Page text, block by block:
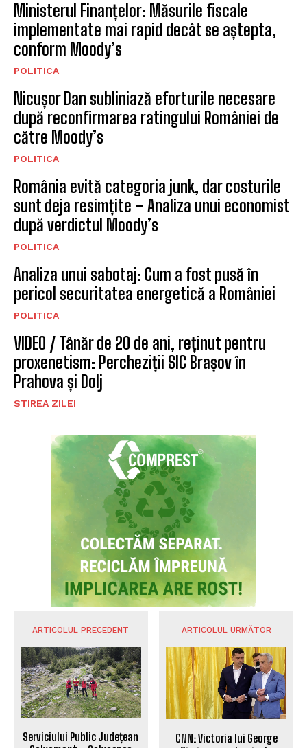
Ministerul Finanțelor: Măsurile fiscale
implementate mai rapid decât se aștepta,
conform Moody’s
POLITICA
Nicușor Dan subliniază eforturile necesare
după reconfirmarea ratingului României de
către Moody’s
POLITICA
România evită categoria junk, dar costurile
sunt deja resimțite – Analiza unui economist
după verdictul Moody’s
POLITICA
Analiza unui sabotaj: Cum a fost pusă în
pericol securitatea energetică a României
POLITICA
VIDEO / Tânăr de 20 de ani, reținut pentru
proxenetism: Percheziții SIC Brașov în
Prahova și Dolj
STIREA ZILEI
ARTICOLUL PRECEDENT
Serviciului Public Județean
ARTICOLUL URMĂTOR
CNN: Victoria lui George